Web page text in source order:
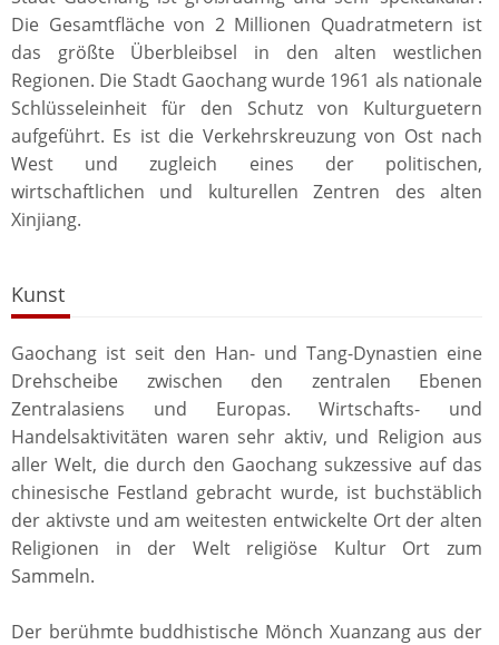
Die Gesamtfläche von 2 Millionen Quadratmetern ist
das größte Überbleibsel in den alten westlichen
Regionen. Die Stadt Gaochang wurde 1961 als nationale
Schlüsseleinheit für den Schutz von Kulturguetern
aufgeführt. Es ist die Verkehrskreuzung von Ost nach
West und zugleich eines der politischen,
wirtschaftlichen und kulturellen Zentren des alten
Xinjiang.
Kunst
Gaochang ist seit den Han- und Tang-Dynastien eine
Drehscheibe zwischen den zentralen Ebenen
Zentralasiens und Europas. Wirtschafts- und
Handelsaktivitäten waren sehr aktiv, und Religion aus
aller Welt, die durch den Gaochang sukzessive auf das
chinesische Festland gebracht wurde, ist buchstäblich
der aktivste und am weitesten entwickelte Ort der alten
Religionen in der Welt religiöse Kultur Ort zum
Sammeln.
Der berühmte buddhistische Mönch Xuanzang aus der